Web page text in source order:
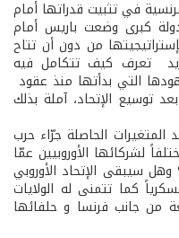
في تثبيت قدراتها أمام
كبرى وضعت باريس أمام
من دون أن تتاح
تعرف كيف تتكامل فيه
التي بدأتها منذ عقود
توسيع الإتحاد، آملة بذلك
الحاصلة جرّاء حرب
لشركائها الأوروبيين عمّا
وهل سيبقى الإتحاد الأوروبي
كما تتمنى له الولايات
من جانب فرنسا و حلفائها